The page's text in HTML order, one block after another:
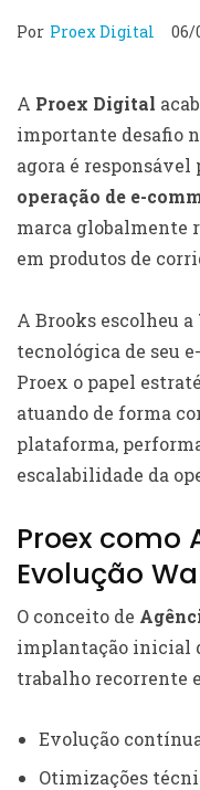
Por Proex Digital 06/
A Proex Digital
importante desafio
agora é responsável
operação de e-
marca globalmente
em produtos de
A Brooks escolheu a
tecnológica de seu
Proex o papel
atuando de forma
plataforma,
escalabilidade da
Proex como
Evolução
O conceito de
implantação inicial
trabalho recorrente
Evolução
Otimizações